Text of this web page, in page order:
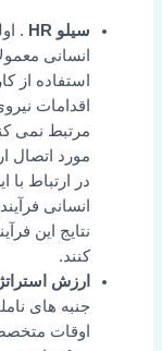
سیلو HR
انسانی
استفاده از
اقدامات
انسانی
نتایج این
کنند.
ارزش
جنبه های
اوقات